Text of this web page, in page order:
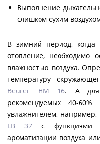
Выполнение
слишком сухим
В зимний период, когда
отопление, необходимо
влажностью воздуха.
температуру
Beurer HM 16. А для
рекомендуемых 40-60%
увлажнителем, например,
LB 37 с функциями
ароматизации воздуха или